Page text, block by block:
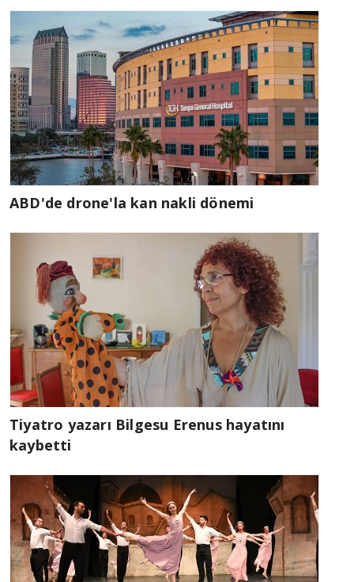
ABD'de drone'la kan nakli dönemi
Tiyatro yazarı Bilgesu Erenus hayatını
kaybetti